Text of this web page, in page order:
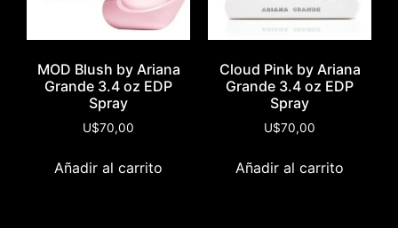
MOD Blush by Ariana
Grande 3.4 oz EDP
Spray
U$70,00
Añadir al carrito
Cloud Pink by Ariana
Grande 3.4 oz EDP
Spray
U$70,00
Añadir al carrito